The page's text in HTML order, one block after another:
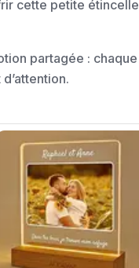
cette petite
partagée :